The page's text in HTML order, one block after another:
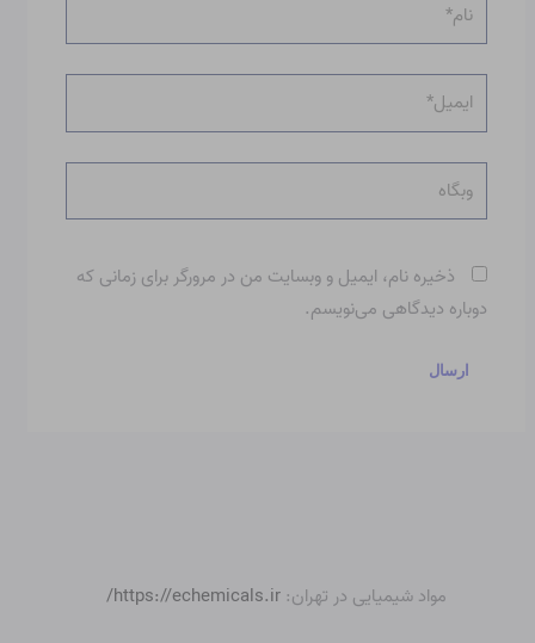
ایمیل*
وبگاه
ذخیره نام، ایمیل و وبسایت من در مرورگر برای زمانی که
دوباره دیدگاهی می‌نویسم.
مواد شیمیایی در تهران: https://echemicals.ir/